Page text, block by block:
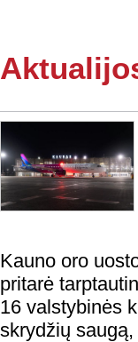
Kauno oro
pritarė
16 valstybinės
skrydžių